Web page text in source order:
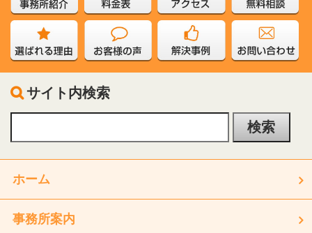
サイト内検索
ホーム
事務所案内